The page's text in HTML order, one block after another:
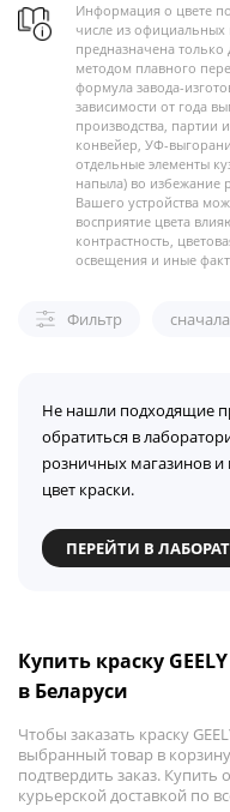
Информация о цвете
числе из официальных
предназначена
методом плавного
формула завода-
зависимости от года
производства, партии
конвейер, УФ-
отдельные элементы
напыла) во избежание
Вашего устройства
восприятие цвета
контрастность,
освещения и иные
Фильтр
Не нашли подходящие
обратиться в
розничных магазинов
цвет краски.
ПЕРЕЙТИ В
Купить краску
в Беларуси
Чтобы заказать краску
выбранный товар в
подтвердить заказ.
курьерской доставкой по